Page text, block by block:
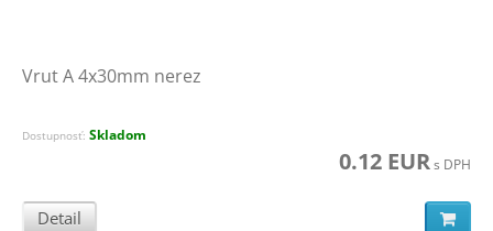
Vrut A 4x30mm nerez
Dostupnosť: Skladom
0.12 EURs DPH
Detail